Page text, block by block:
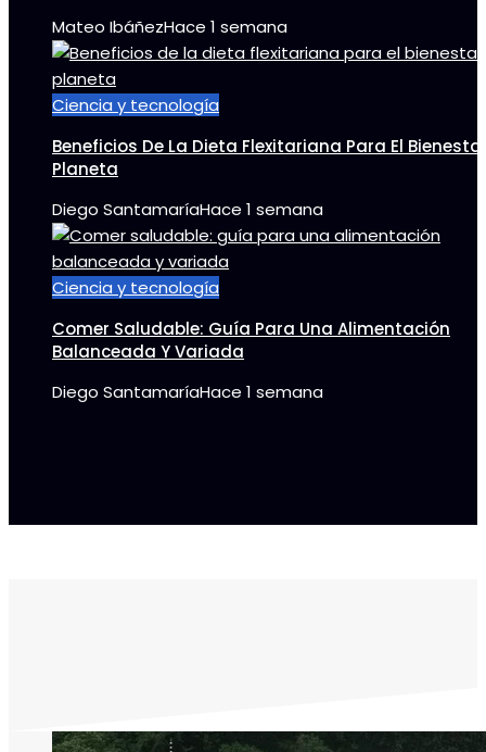
Mateo IbáñezHace 1 semana
Ciencia y tecnología
Beneficios De La Dieta Flexitariana Para El Bienestar
Planeta
Diego SantamaríaHace 1 semana
Ciencia y tecnología
Comer Saludable: Guía Para Una Alimentación
Balanceada Y Variada
Diego SantamaríaHace 1 semana